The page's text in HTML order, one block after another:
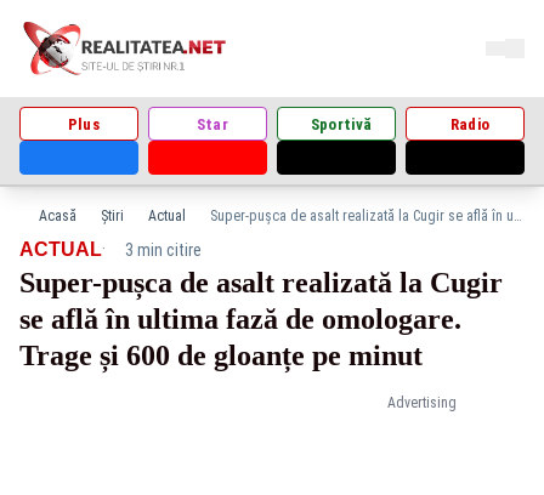
Plus Star Sportivă Radio
Acasă Știri Actual Super-pușca de asalt realizată la Cugir se află în ultima fază de omologare. Trage și 600 de gloanțe pe minut
Advertising
ACTUAL· 3 min citire
Super-pușca de asalt realizată la Cugir
se află în ultima fază de omologare.
Trage și 600 de gloanțe pe minut